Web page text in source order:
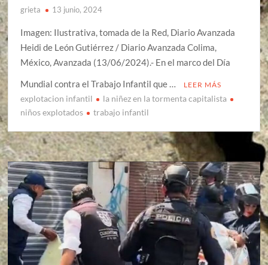
grieta 13 junio, 2024
Imagen: Ilustrativa, tomada de la Red, Diario Avanzada
Heidi de León Gutiérrez / Diario Avanzada Colima,
México, Avanzada (13/06/2024).- En el marco del Día
Mundial contra el Trabajo Infantil que …
LEER MÁS
explotacion infantil
la niñez en la tormenta capitalista
niños explotados
trabajo infantil